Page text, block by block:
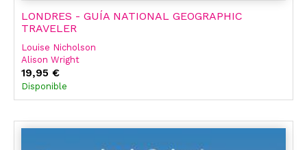
LONDRES - GUÍA NATIONAL GEOGRAPHIC
TRAVELER
Louise Nicholson
Alison Wright
19,95 €
Disponible